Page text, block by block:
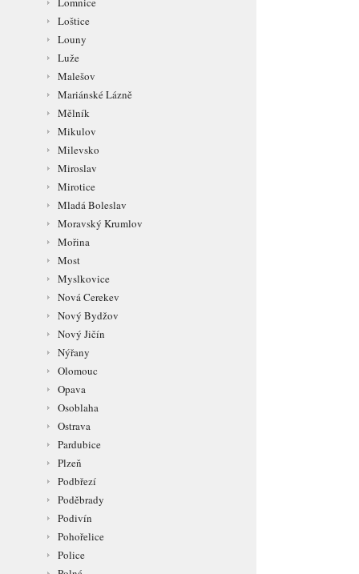
Loštice
Louny
Luže
Malešov
Mariánské Lázně
Mělník
Mikulov
Milevsko
Miroslav
Mirotice
Mladá Boleslav
Moravský Krumlov
Mořina
Most
Myslkovice
Nová Cerekev
Nový Bydžov
Nový Jičín
Nýřany
Olomouc
Opava
Osoblaha
Ostrava
Pardubice
Plzeň
Podbřezí
Poděbrady
Podivín
Pohořelice
Police